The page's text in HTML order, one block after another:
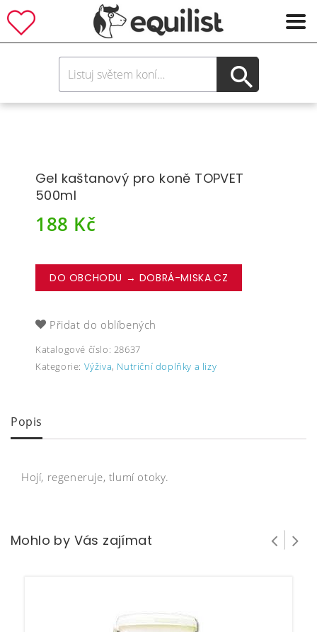
Gel kaštanový pro koně TOPVET
500ml
188 Kč
DO OBCHODU → DOBRÁ-MISKA.CZ
Přidat do oblíbených
Katalogové číslo: 28637
Kategorie: Výživa, Nutriční doplňky a lizy
Popis
Hojí, regeneruje, tlumí otoky.
Mohlo by Vás zajímat